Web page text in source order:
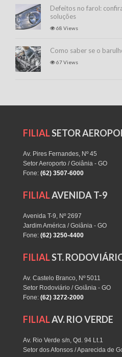
Defeitos no farol:
soluções
68 Views
Como saber se o
67 Views
FILIALSETOR
Av. Pires Fernandes, Nº 45
Setor Aeroporto / Goiânia - GO
Fone: (62) 3507-6000
FILIALAVENIDA T-9
Avenida T-9, Nº 2697
Jardim América / Goiânia - GO
Fone: (62) 3250-4400
FILIALST.
Av. Castelo Branco, Nº 5011
Setor Rodoviário / Goiânia - GO
Fone: (62) 3272-2000
FILIALAV. RIO VERDE
Av. Rio Verde s/n, Qd. 94 Lt.1
Setor dos Afonsos / Aparecida de